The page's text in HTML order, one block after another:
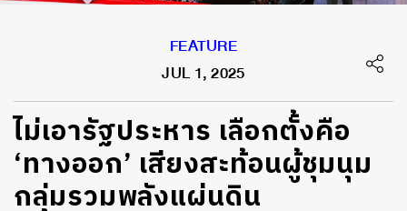
FEATURE
JUL 1, 2025
ไม่เอารัฐประหาร เลือกตั้งคือ
‘ทางออก’ เสียงสะท้อนผู้ชุมนุม
กลุ่มรวมพลังแผ่นดิน